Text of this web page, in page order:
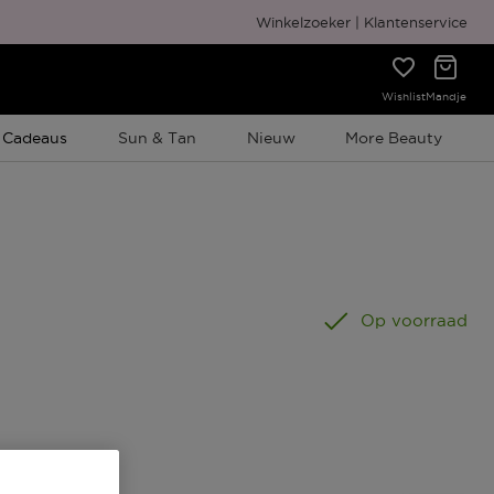
Gratis cadeauverpakking
Winkelzoeker Klantenservice
WishlistMandje
Sun & Tan Nieuw More Beauty
Op voorraad